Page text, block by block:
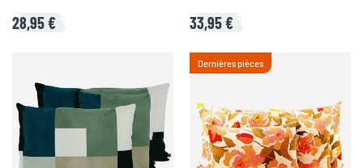
28,95 € 33,95 €
Dernières pièces